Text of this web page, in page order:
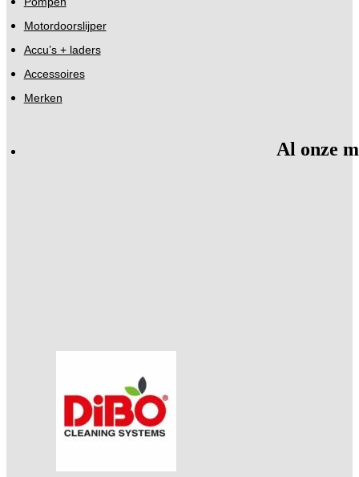
Motordoorslijper
Accu’s + laders
Accessoires
Merken
Al onze